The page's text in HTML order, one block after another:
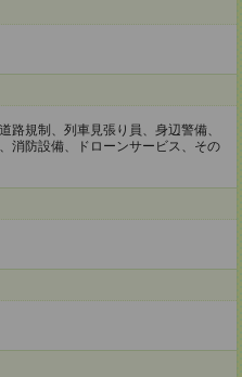
路規制、列車見張り員、身辺警備、
消防設備、ドローンサービス、その